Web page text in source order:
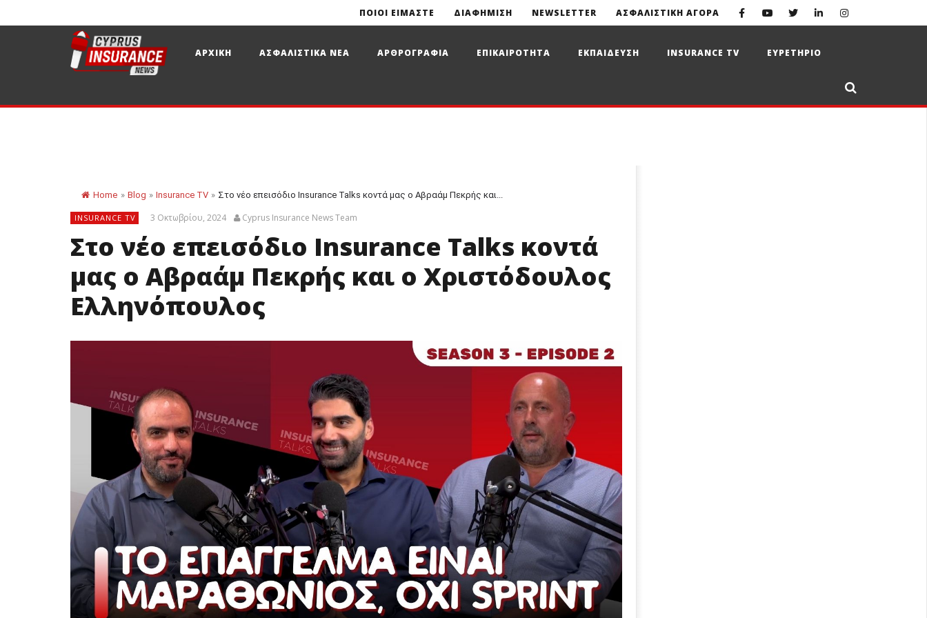
ΠΟΙΟΙ ΕΙΜΑΣΤΕ ΔΙΑΦΗΜΙΣΗ NEWSLETTER ΑΣΦΑΛΙΣΤΙΚΗ ΑΓΟΡΑ
ΑΡΧΙΚΗ ΑΣΦΑΛΙΣΤΙΚΑ ΝΕΑ ΑΡΘΡΟΓΡΑΦΙΑ ΕΠΙΚΑΙΡΟΤΗΤΑ ΕΚΠΑΙΔΕΥΣΗ INSURANCE TV ΕΥΡΕΤΗΡΙΟ
Home » Blog » Insurance TV » Στο νέο επεισόδιο Insurance Talks κοντά μας ο Αβραάμ Πεκρής και...
INSURANCE TV 3 Οκτωβρίου, 2024 Cyprus Insurance News Team
Στο νέο επεισόδιο Insurance Talks κοντά
μας ο Αβραάμ Πεκρής και ο Χριστόδουλος
Ελληνόπουλος